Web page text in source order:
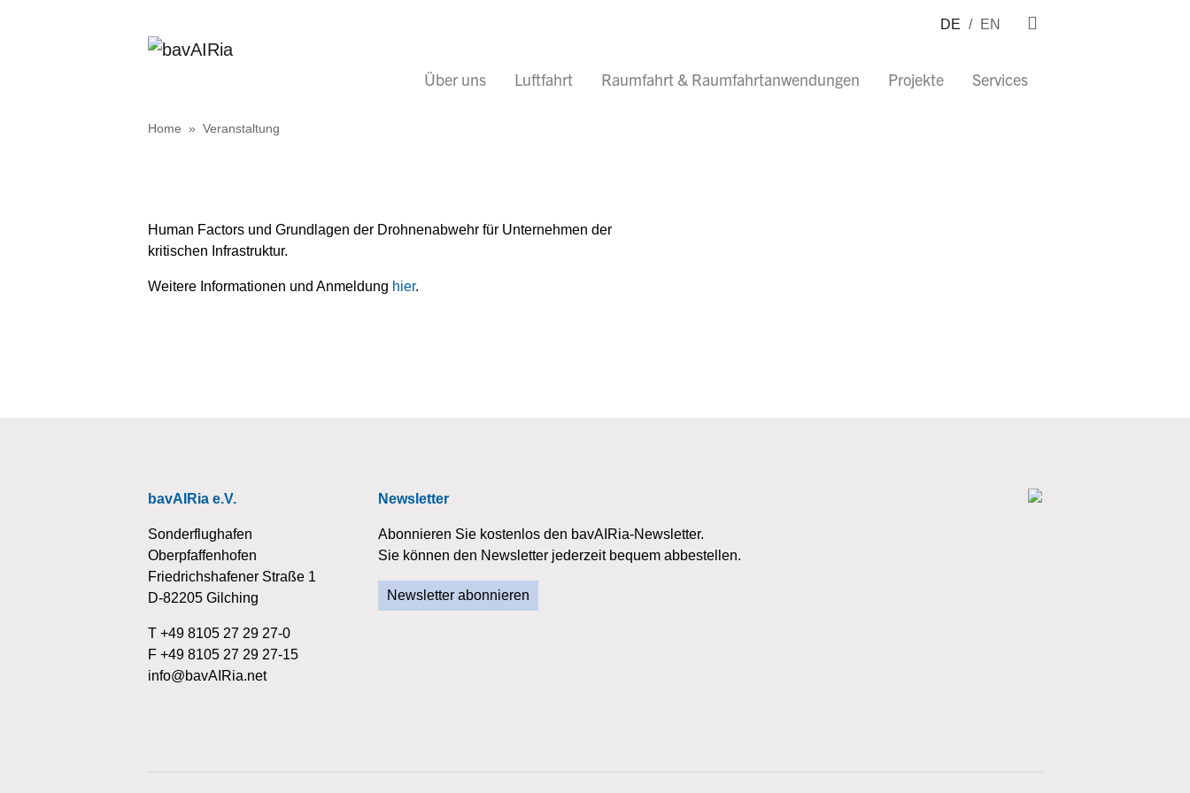
DE / EN
Über uns Luftfahrt Raumfahrt & Raumfahrtanwendungen Projekte Services
Home » Veranstaltung
Human Factors und Grundlagen der Drohnenabwehr für Unternehmen der
kritischen Infrastruktur.
Weitere Informationen und Anmeldung hier.
bavAIRia e.V.
Sonderflughafen
Oberpfaffenhofen
Friedrichshafener Straße 1
D-82205 Gilching
T +49 8105 27 29 27-0
F +49 8105 27 29 27-15
info@bavAIRia.net
Newsletter
Abonnieren Sie kostenlos den bavAIRia-Newsletter.
Sie können den Newsletter jederzeit bequem abbestellen.
Newsletter abonnieren